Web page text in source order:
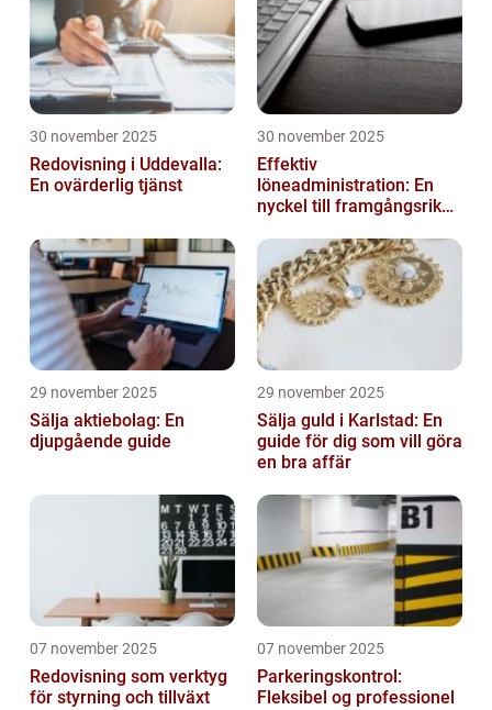
30 november 2025
Redovisning i Uddevalla:
En ovärderlig tjänst
30 november 2025
Effektiv
löneadministration: En
nyckel till framgångsrika
29 november 2025
Sälja aktiebolag: En
djupgående guide
29 november 2025
Sälja guld i Karlstad: En
guide för dig som vill göra
en bra affär
07 november 2025
Redovisning som verktyg
för styrning och tillväxt
07 november 2025
Parkeringskontrol:
Fleksibel og professionel